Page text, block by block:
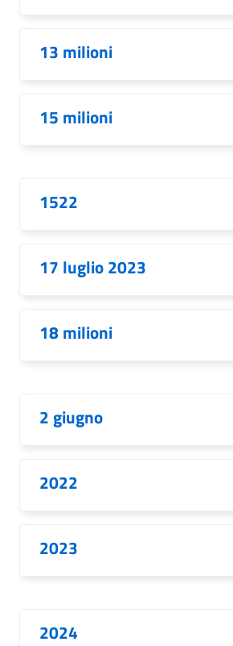
13 milioni
15 milioni
1522
17 luglio 2023
18 milioni
2 giugno
2022
2023
2024